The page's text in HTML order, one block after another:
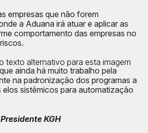
empresas que não forem
a Aduana irá atuar e aplicar as
comportamento das empresas no
ainda há muito trabalho pela
na padronização dos programas a
elos sistêmicos para automatização
KGH